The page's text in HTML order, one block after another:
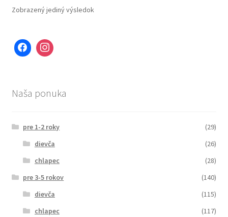
Zobrazený jediný výsledok
Naša ponuka
pre 1-2 roky
(29)
dievča
(26)
chlapec
(28)
pre 3-5 rokov
(140)
dievča
(115)
chlapec
(117)